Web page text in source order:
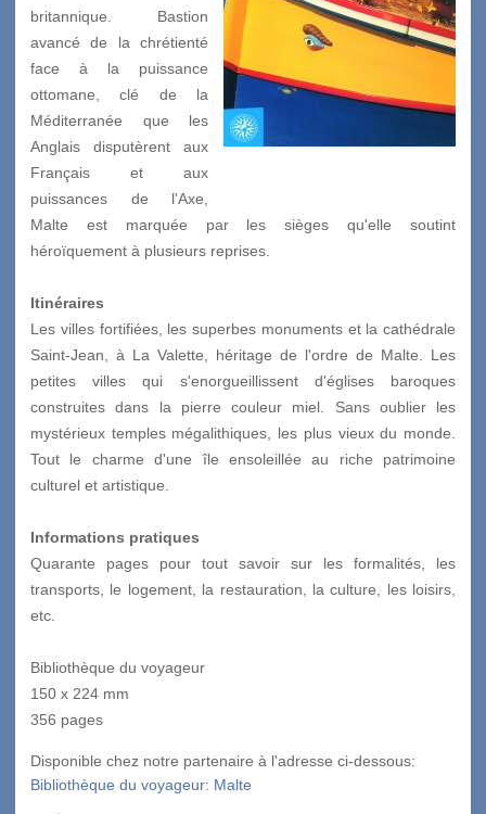
britannique. Bastion
avancé de la chrétienté
face à la puissance
ottomane, clé de la
Méditerranée que les
Anglais disputèrent aux
Français et aux
puissances de l'Axe,
Malte est marquée par les sièges qu'elle soutint
héroïquement à plusieurs reprises.
Itinéraires
Les villes fortifiées, les superbes monuments et la cathédrale
Saint-Jean, à La Valette, héritage de l'ordre de Malte. Les
petites villes qui s'enorgueillissent d'églises baroques
construites dans la pierre couleur miel. Sans oublier les
mystérieux temples mégalithiques, les plus vieux du monde.
Tout le charme d'une île ensoleillée au riche patrimoine
culturel et artistique.
Informations pratiques
Quarante pages pour tout savoir sur les formalités, les
transports, le logement, la restauration, la culture, les loisirs,
etc.
Bibliothèque du voyageur
150 x 224 mm
356 pages
Disponible chez notre partenaire à l'adresse ci-dessous:
Bibliothèque du voyageur: Malte